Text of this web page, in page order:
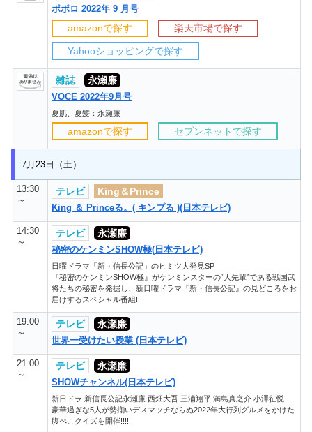
ポポロ 2022年 9 月号
amazonで探す 楽天市場で探す
Yahooショッピングで探す
雑誌 永瀬廉
VOCE 2022年9月号
夏肌、夏髪：永瀬廉
amazonで探す セブンネットで探す
7月23日（土）
13:30
～
テレビ King＆Prince
King ＆ Princeる。( キンプる )(日本テレビ)
14:30
～
テレビ 永瀬廉
秘密のケンミンSHOW極(日本テレビ)
日曜ドラマ「新・信長公記」のヒミツ大発見SP
『秘密のケンミンSHOW極』がケンミンスターの“大先輩”である戦国武
将たちの秘密を発掘し、新日曜ドラマ『新・信長公記』の見どころをお
届けするスペシャル番組!
19:00
～
テレビ 永瀬廉
世界一受けたい授業 (日本テレビ)
21:00
～
テレビ 永瀬廉
SHOWチャンネル(日本テレビ)
新日ドラ 新信長公記永瀬廉 西畑大吾 三浦翔平 満島真之介 小澤征悦
豪華過ぎな5人が勢揃いデスマッチならぬ2022年大行列グルメをかけた
腹ぺこクイズを開催!!!!!